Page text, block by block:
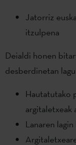
Jatorriz
itzulpena
Deialdi honen
desberdinetan
Hautatutako
argitaletxeak
Lanaren